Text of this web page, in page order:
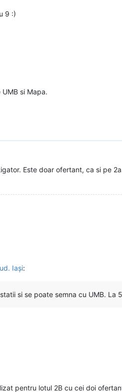
9 :)
si Mapa.
Este doar ofertant, ca si pe
Iași:
si se poate semna cu UMB. La
pentru lotul 2B cu cei doi